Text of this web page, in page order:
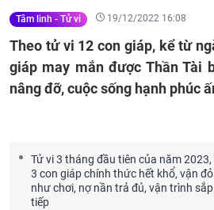
Tâm linh - Tử vi 19/12/2022 16:08
Theo tử vi 12 con giáp, kể từ
giáp may mắn được Thần Tài
nâng đỡ, cuộc sống hạnh phúc
Tử vi 3 tháng đầu tiên của năm
3 con giáp chính thức hết khổ, vận
như chơi, nợ nần trả đủ, vận trình
tiếp